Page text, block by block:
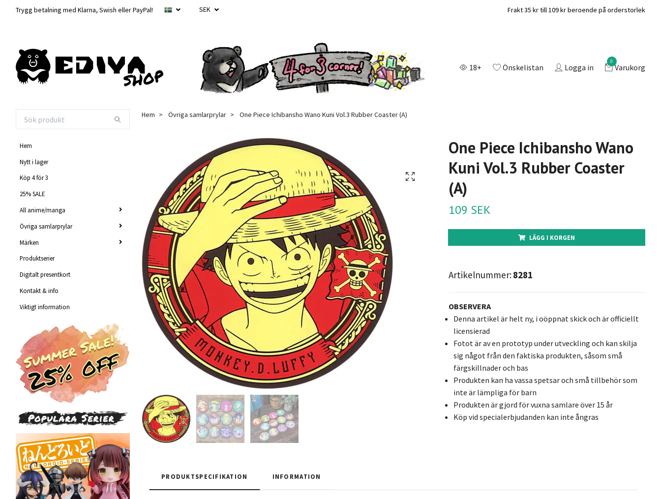
Trygg betalning med Klarna, Swish eller PayPal! SEK Frakt 35 kr till 109 kr beroende på orderstorlek
18+ Önskelistan Logga in
0
Varukorg
Hem
Nytt i lager
Köp 4 för 3
25% SALE
All anime/manga
Övriga samlarprylar
Märken
Produktserier
Digitalt presentkort
Kontakt & info
Viktigt information
Hem Övriga samlarprylar One Piece Ichibansho Wano Kuni Vol.3 Rubber Coaster (A)
One Piece Ichibansho Wano
Kuni Vol.3 Rubber Coaster
(A)
109 SEK
LÄGG I KORGEN
Artikelnummer:8281
OBSERVERA
Denna artikel är helt ny, i oöppnat skick och är officiellt
licensierad
Fotot är av en prototyp under utveckling och kan skilja
sig något från den faktiska produkten, såsom små
färgskillnader och bas
Produkten kan ha vassa spetsar och små tillbehör som
inte är lämpliga för barn
Produkten är gjord för vuxna samlare över 15 år
Köp vid specialerbjudanden kan inte ångras
PRODUKTSPECIFIKATION INFORMATION